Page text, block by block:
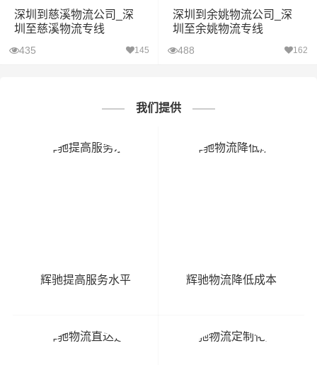
深圳到慈溪物流公司_深
圳至慈溪物流专线
435 145
深圳到余姚物流公司_深
圳至余姚物流专线
488 162
我们提供
辉驰提高服务水平 辉驰物流降低成本